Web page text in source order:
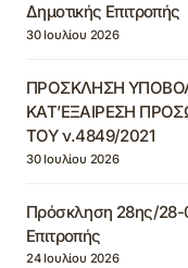
Δημοτικής Επιτροπής
30 Ιουλίου 2026
ΠΡΟΣΚΛΗΣΗ
ΚΑΤ’ΕΞΑΙΡΕΣΗ
ΤΟΥ ν.4849/2021
30 Ιουλίου 2026
Πρόσκληση 28ης/28-
Επιτροπής
24 Ιουλίου 2026